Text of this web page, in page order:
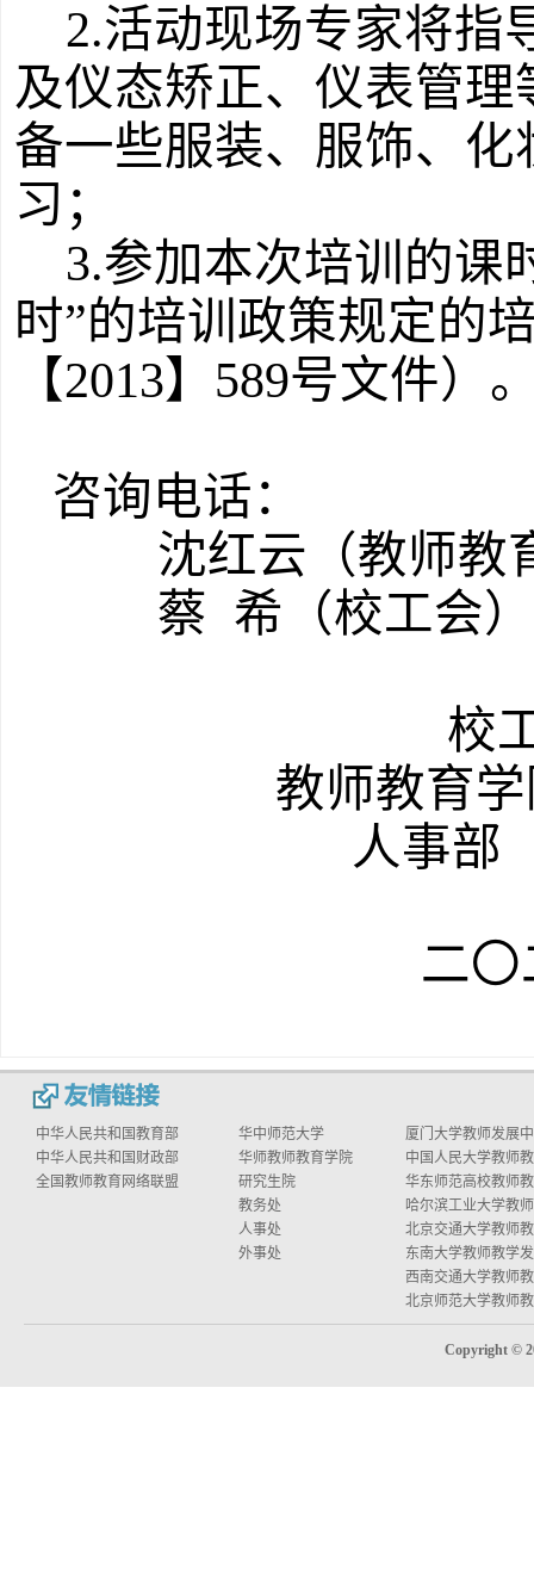
2.活动现场专家将指
及仪态矫正、仪表管
备一些服装、服饰、
习；
3.参加本次培训的课
时”的培训政策规定的
【2013】 589号文件）
咨询电话：
沈红云（教师教
蔡 希（校工会）
校
教师教育
人事部
二
中华人民共和国教育部
中华人民共和国财政部
全国教师教育网络联盟
华中师范大学
华师教师教育学院
研究生院
教务处
人事处
外事处
厦门大学教师发展
中国人民大学教师
华东师范高校教师
哈尔滨工业大学教
北京交通大学教师
东南大学教师教学
西南交通大学教师
北京师范大学教师
Copyright ©